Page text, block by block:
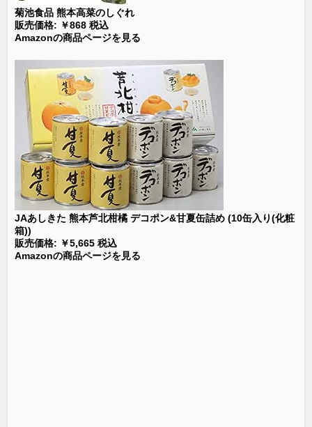
菊池食品 熊本高菜のしぐれ
販売価格: ￥868 税込
Amazonの商品ページを見る
JAあしきた 熊本芦北柑橘 デコポン&甘夏缶詰め (10缶入り(化粧
箱))
販売価格: ￥5,665 税込
Amazonの商品ページを見る